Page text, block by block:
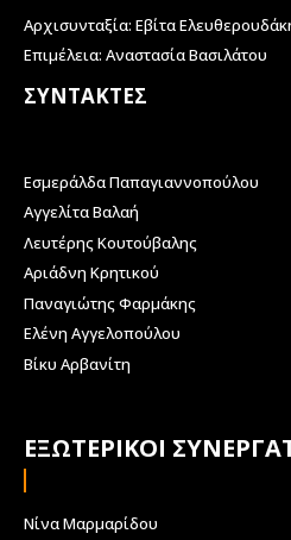
Αρχισυνταξία: Εβίτα
Επιμέλεια: Αναστασία Βασιλάτου
ΣΥΝΤΑΚΤΕΣ
Εσμεράλδα Παπαγιαννοπούλου
Αγγελίτα Βαλαή
Λευτέρης Κουτούβαλης
Αριάδνη Κρητικού
Παναγιώτης Φαρμάκης
Ελένη Αγγελοπούλου
Βίκυ Αρβανίτη
ΕΞΩΤΕΡΙΚΟΙ
Νίνα Μαρμαρίδου